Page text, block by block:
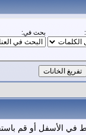
بحث في:
في الأسفل أو قم